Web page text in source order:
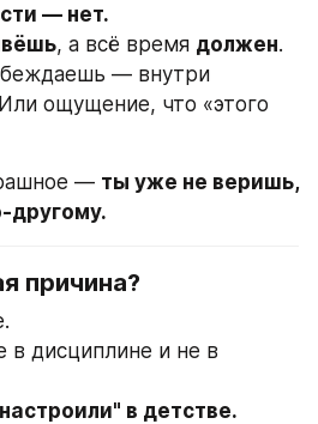
— нет.
, а всё время должен.
— внутри
ощущение, что «этого
— ты уже не веришь,
другому.
причина?
в детстве.